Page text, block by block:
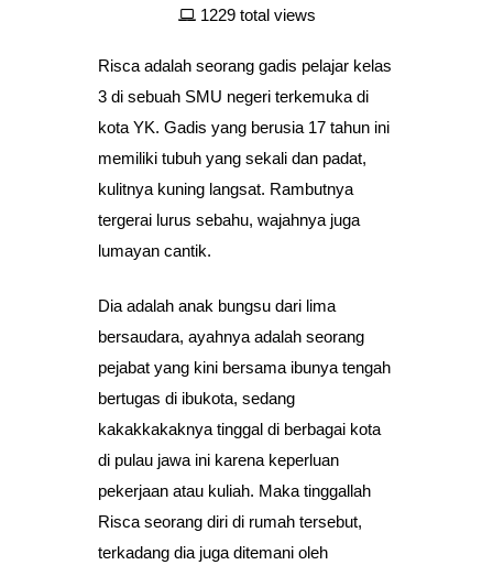
1229 total views
Risca adalah seorang gadis pelajar kelas
3 di sebuah SMU negeri terkemuka di
kota YK. Gadis yang berusia 17 tahun ini
memiliki tubuh yang sekali dan padat,
kulitnya kuning langsat. Rambutnya
tergerai lurus sebahu, wajahnya juga
lumayan cantik.
Dia adalah anak bungsu dari lima
bersaudara, ayahnya adalah seorang
pejabat yang kini bersama ibunya tengah
bertugas di ibukota, sedang
kakakkakaknya tinggal di berbagai kota
di pulau jawa ini karena keperluan
pekerjaan atau kuliah. Maka tinggallah
Risca seorang diri di rumah tersebut,
terkadang dia juga ditemani oleh